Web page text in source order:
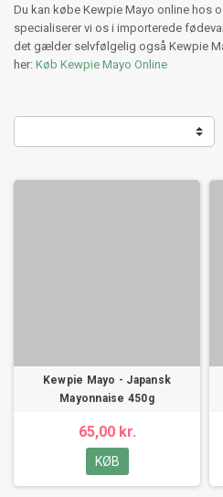
Du kan købe Kewpie Mayo online hos
specialiserer vi os i importerede
det gælder selvfølgelig også Kewpie
her: Køb Kewpie Mayo Online
Kewpie Mayo - Japansk
Mayonnaise 450g
65,00 kr.
KØB